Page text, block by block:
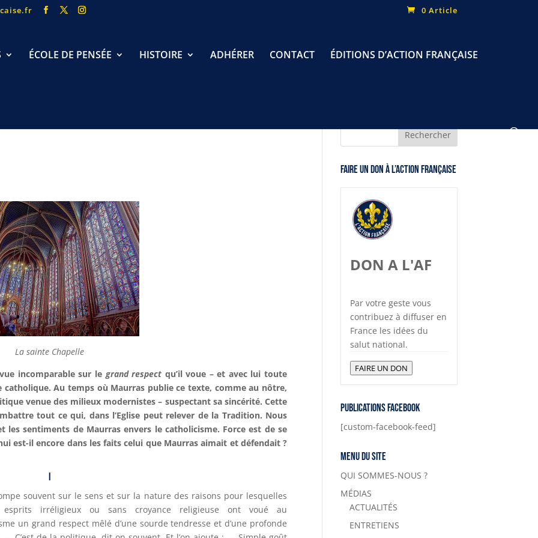
0 Article
ÉCOLE DE PENSÉE HISTOIRE ADHÉRER CONTACT ÉDITIONS D’ACTION FRANÇAISE
La sainte Chapelle
incomparable sur le grand respect qu’il voue – et avec lui toute
catholique. Au temps où Maurras publie ce texte, comme au nôtre,
venue des milieux modernistes – suspectant sa sincérité. Cette
tout ce qui, dans l’Eglise peut relever de la Tradition. Nous
les sentiments de Maurras envers le catholicisme. Force est de se
est-il encore dans les faits celui que Maurras aimait et défendait ?
I
souvent sur le sens et sur la nature des raisons pour lesquelles
esprits irréligieux ou sans croyance religieuse ont voué au
un grand respect mêlé d’une sourde tendresse et d’une profonde
Faire un don à l’Action Française
DON A L'AF
Par votre geste vous
contribuez à diffuser en
France les idées du
salut national.
FAIRE UN DON
Publications Facebook
[custom-facebook-feed]
Menu du site
QUI SOMMES-NOUS ?
MÉDIAS
ACTUALITÉS
ENTRETIENS